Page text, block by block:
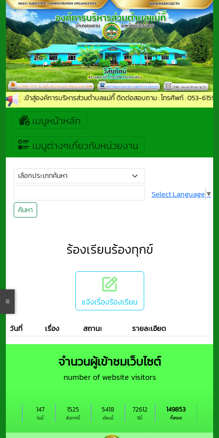
รับเข้าสู่องค์การบริหารส่วนตำบลแม่กิ๊ ติดต่อสอบถาม : โทรศัพท์ : 053-615962
เมนูหน้าหลัก
เมนูต่างๆเกี่ยวกับหน่วยงาน
ค้นหา
Select Language▼
ร้องเรียนร้องทุกข์
แจ้งเรื่องร้องเรียน
วันที่ เรื่อง สถานะ รายละเอียด
จำนวนผู้เข้าชมเว็บไซต์
number of website visitors
วันนี้
147
สัปดาห์นี้
1525
เดือนนี้
5418
ปีนี้
72612
ทั้งหมด
149853